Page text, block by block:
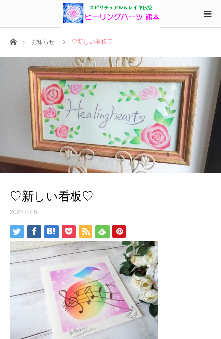
ホームお知らせ ♡新しい看板♡
♡新しい看板♡
2022.07.5